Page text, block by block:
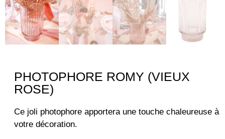
PHOTOPHORE ROMY (VIEUX
ROSE)
Ce joli photophore apportera une touche chaleureuse à
votre décoration.